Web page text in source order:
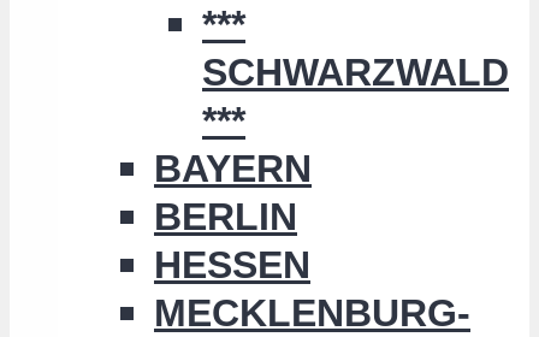
***
SCHWARZWALD
***
BAYERN
BERLIN
HESSEN
MECKLENBURG-